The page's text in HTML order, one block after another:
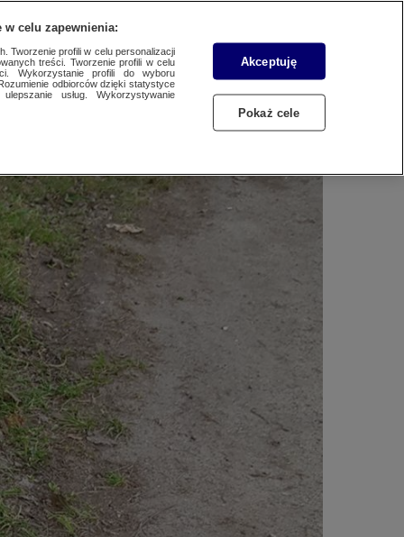
WYŚLIJ MATERIAŁ
w celu zapewnienia:
Tworzenie profili w celu personalizacji
treści. Tworzenie profili w celu
Wykorzystanie profili do wyboru
odbiorców dzięki statystyce
usług. Wykorzystywanie
Akceptuję
Pokaż cele